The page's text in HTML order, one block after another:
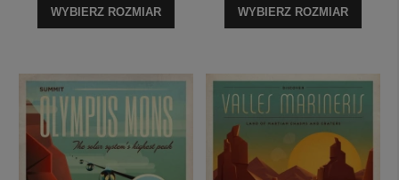
WYBIERZ ROZMIAR WYBIERZ ROZMIAR